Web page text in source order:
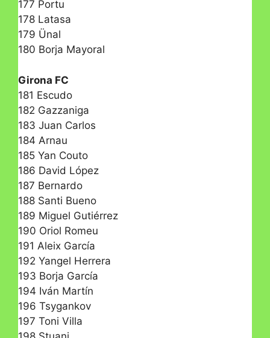
177 Portu
178 Latasa
179 Ünal
180 Borja Mayoral
Girona FC
181 Escudo
182 Gazzaniga
183 Juan Carlos
184 Arnau
185 Yan Couto
186 David López
187 Bernardo
188 Santi Bueno
189 Miguel Gutiérrez
190 Oriol Romeu
191 Aleix García
192 Yangel Herrera
193 Borja García
194 Iván Martín
196 Tsygankov
197 Toni Villa